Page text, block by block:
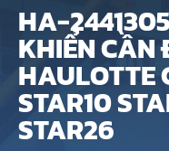
HA-
KHIỂN CẦN
HAULOTTE
STAR10
STAR26